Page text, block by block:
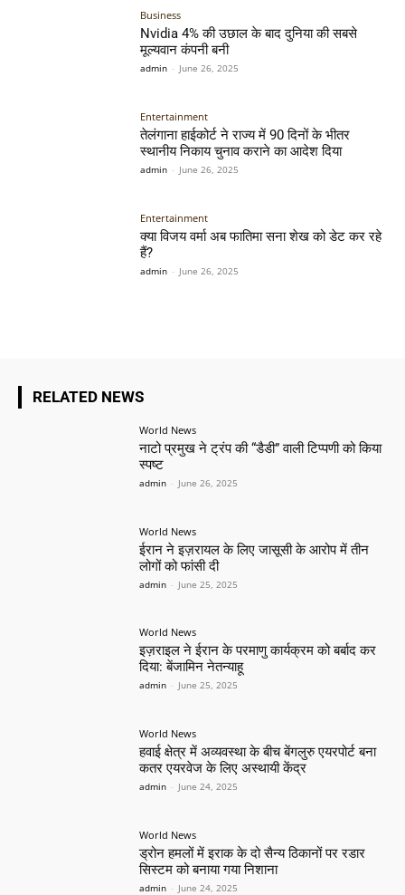
Business
Nvidia 4% की उछाल के बाद दुनिया की सबसे
मूल्यवान कंपनी बनी
admin - June 26, 2025
Entertainment
तेलंगाना हाईकोर्ट ने राज्य में 90 दिनों के भीतर
स्थानीय निकाय चुनाव कराने का आदेश दिया
admin - June 26, 2025
Entertainment
क्या विजय वर्मा अब फातिमा सना शेख को डेट कर रहे
हैं?
admin - June 26, 2025
RELATED NEWS
World News
नाटो प्रमुख ने ट्रंप की “डैडी” वाली टिप्पणी को किया
स्पष्ट
admin - June 26, 2025
World News
ईरान ने इज़रायल के लिए जासूसी के आरोप में तीन
लोगों को फांसी दी
admin - June 25, 2025
World News
इज़राइल ने ईरान के परमाणु कार्यक्रम को बर्बाद कर
दिया: बेंजामिन नेतन्याहू
admin - June 25, 2025
World News
हवाई क्षेत्र में अव्यवस्था के बीच बेंगलुरु एयरपोर्ट बना
कतर एयरवेज के लिए अस्थायी केंद्र
admin - June 24, 2025
World News
ड्रोन हमलों में इराक के दो सैन्य ठिकानों पर रडार
सिस्टम को बनाया गया निशाना
admin - June 24, 2025